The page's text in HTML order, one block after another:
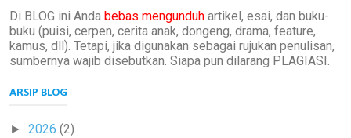
Di BLOG ini Anda bebas mengunduh artikel, esai, dan buku-
buku (puisi, cerpen, cerita anak, dongeng, drama, feature,
kamus, dll). Tetapi, jika digunakan sebagai rujukan penulisan,
sumbernya wajib disebutkan. Siapa pun dilarang PLAGIASI.
ARSIP BLOG
► 2026 (2)